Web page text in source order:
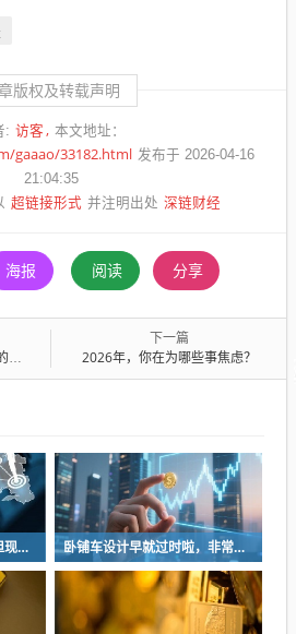
版权及转载声明
: 访客 本文地址：
gaaao/33182.html 发布于 2026-04-16
21:04:35
超链接形式 并注明出处 深链财经
海报 阅读 分享
下一篇
2026年，你在为哪些事焦虑？
广电终于干掉了机顶盒，但现在没多少人看电视了… 卧铺车设计早就过时啦，非常不具备人性化